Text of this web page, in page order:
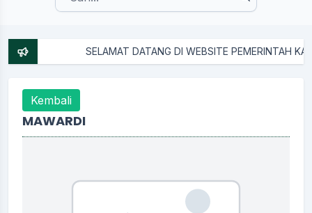
SELAMAT DATANG DI WEBSITE PEMERINTAH
Kembali
MAWARDI